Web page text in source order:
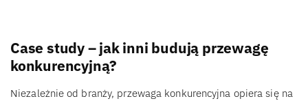
Case study – jak inni budują przewagę
konkurencyjną?
Niezależnie od branży, przewaga konkurencyjna opiera się na